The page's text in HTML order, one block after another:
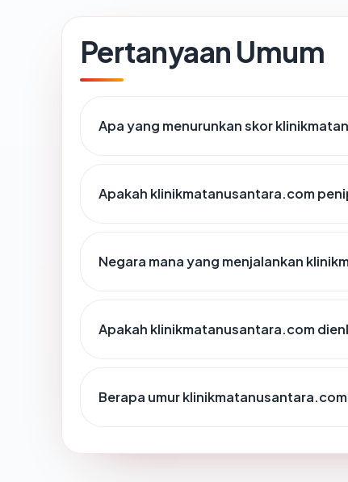
Pertanyaan Umum
Apa yang menurunkan skor
Apakah klinikmatanusantara.com
Negara mana yang menjalankan
Apakah klinikmatanusantara.com
Berapa umur